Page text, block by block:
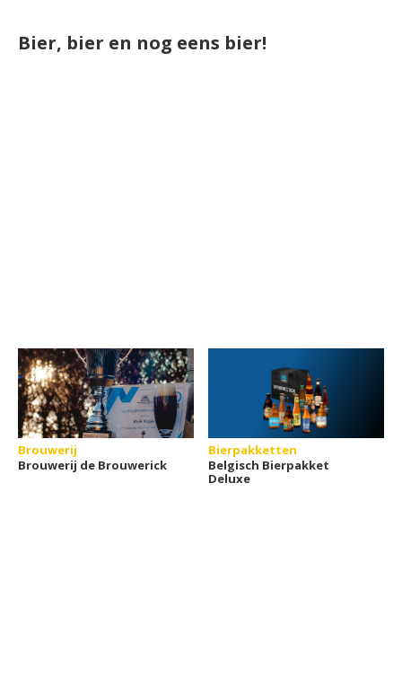
Bier, bier en nog eens bier!
Brouwerij
Brouwerij de Brouwerick
Bierpakketten
Belgisch Bierpakket
Deluxe